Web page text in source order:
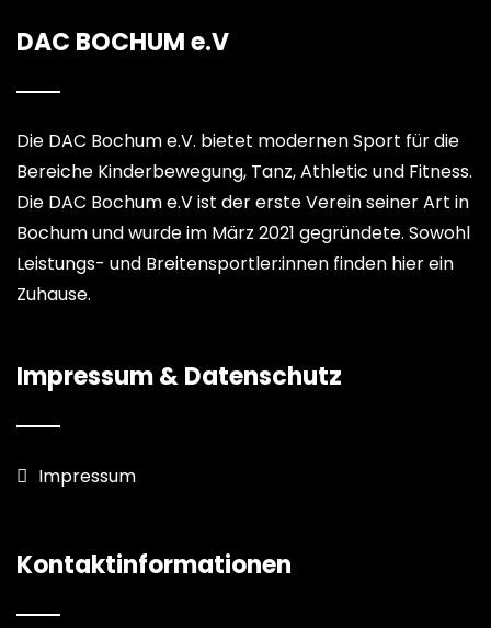
DAC BOCHUM e.V
Die DAC Bochum e.V. bietet modernen Sport für die
Bereiche Kinderbewegung, Tanz, Athletic und Fitness.
Die DAC Bochum e.V ist der erste Verein seiner Art in
Bochum und wurde im März 2021 gegründete. Sowohl
Leistungs- und Breitensportler:innen finden hier ein
Zuhause.
Impressum & Datenschutz
Impressum
Kontaktinformationen